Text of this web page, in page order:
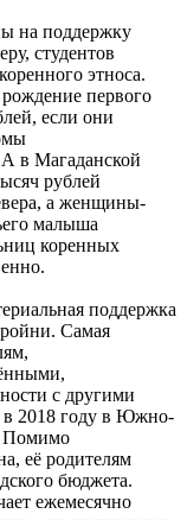
на поддержку
студентов
этноса.
первого
если они
А в Магаданской
рублей
а женщины-
малыша
коренных
поддержка
Самая
с другими
в 2018 году в Южно-
Помимо
её родителям
бюджета.
ежемесячно